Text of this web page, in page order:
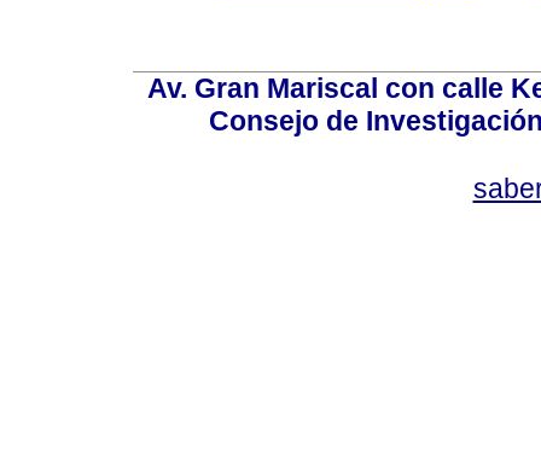
Av. Gran Mariscal con calle
Consejo de